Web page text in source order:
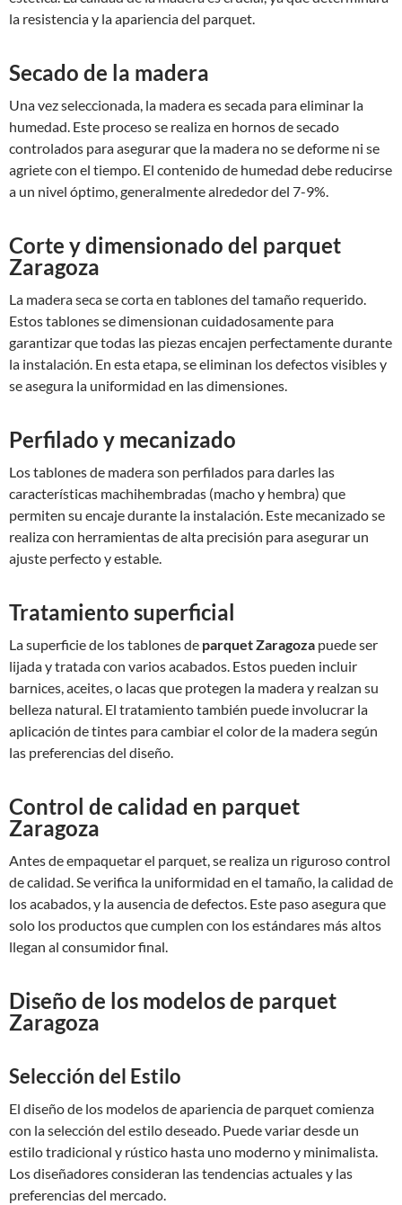
la resistencia y la apariencia del parquet.
Secado de la madera
Una vez seleccionada, la madera es secada para eliminar la
humedad. Este proceso se realiza en hornos de secado
controlados para asegurar que la madera no se deforme ni se
agriete con el tiempo. El contenido de humedad debe reducirse
a un nivel óptimo, generalmente alrededor del 7-9%.
Corte y dimensionado del parquet
Zaragoza
La madera seca se corta en tablones del tamaño requerido.
Estos tablones se dimensionan cuidadosamente para
garantizar que todas las piezas encajen perfectamente durante
la instalación. En esta etapa, se eliminan los defectos visibles y
se asegura la uniformidad en las dimensiones.
Perfilado y mecanizado
Los tablones de madera son perfilados para darles las
características machihembradas (macho y hembra) que
permiten su encaje durante la instalación. Este mecanizado se
realiza con herramientas de alta precisión para asegurar un
ajuste perfecto y estable.
Tratamiento superficial
La superficie de los tablones de parquet Zaragoza puede ser
lijada y tratada con varios acabados. Estos pueden incluir
barnices, aceites, o lacas que protegen la madera y realzan su
belleza natural. El tratamiento también puede involucrar la
aplicación de tintes para cambiar el color de la madera según
las preferencias del diseño.
Control de calidad en parquet
Zaragoza
Antes de empaquetar el parquet, se realiza un riguroso control
de calidad. Se verifica la uniformidad en el tamaño, la calidad de
los acabados, y la ausencia de defectos. Este paso asegura que
solo los productos que cumplen con los estándares más altos
llegan al consumidor final.
Diseño de los modelos de parquet
Zaragoza
Selección del Estilo
El diseño de los modelos de apariencia de parquet comienza
con la selección del estilo deseado. Puede variar desde un
estilo tradicional y rústico hasta uno moderno y minimalista.
Los diseñadores consideran las tendencias actuales y las
preferencias del mercado.